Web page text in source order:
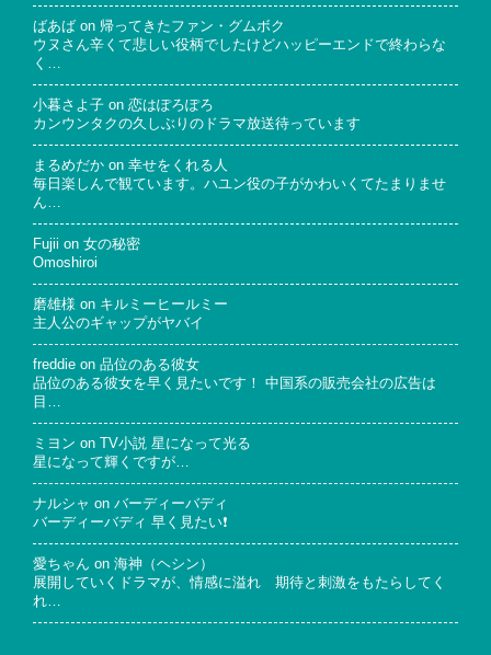
ばあば on 帰ってきたファン・グムボク
ウヌさん辛くて悲しい役柄でしたけどハッピーエンドで終わらな
く…
小暮さよ子 on 恋はぽろぽろ
カンウンタクの久しぶりのドラマ放送待っています
まるめだか on 幸せをくれる人
毎日楽しんで観ています。ハユン役の子がかわいくてたまりませ
ん…
Fujii on 女の秘密
Omoshiroi
磨雄様 on キルミーヒールミー
主人公のギャップがヤバイ
freddie on 品位のある彼女
品位のある彼女を早く見たいです！ 中国系の販売会社の広告は
目…
ミヨン on
TV小説 星になって光る
星になって輝くですが…
ナルシャ on バーディーバディ
バーディーバディ 早く見たい❗
愛ちゃん on 海神（ヘシン）
展開していくドラマが、情感に溢れ 期待と刺激をもたらしてく
れ…